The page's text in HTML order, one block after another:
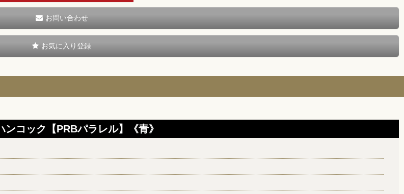
お問い合わせ
お気に入り登録
ンコック【PRBパラレル】《青》